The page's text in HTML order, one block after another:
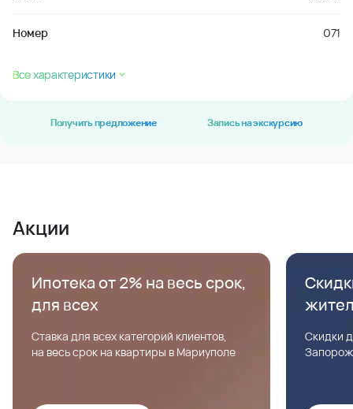
Номер 071
Все характеристики
Получить предложение Запись на экскурсию
Акции
Ипотека от 2% на весь срок,
для всех
Ставка для всех категорий клиентов,
на весь срок на квартиры в Мариуполе
Скидки